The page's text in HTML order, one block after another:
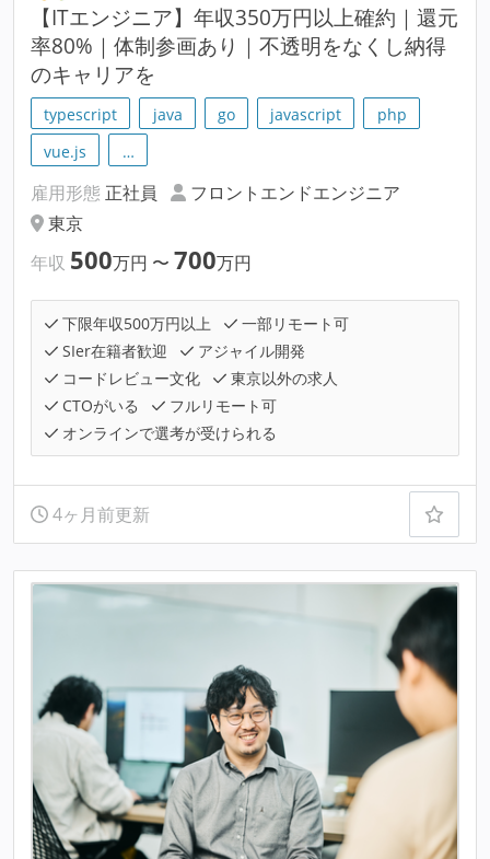
【ITエンジニア】年収350万円以上確約｜還元
率80%｜体制参画あり｜不透明をなくし納得
のキャリアを
typescript java go javascript
php
vue.js
…
雇用形態 正社員
フロントエンドエンジニア
東京
年収 500万円 〜 700万円
下限年収500万円以上
一部リモート可
SIer在籍者歓迎
アジャイル開発
コードレビュー文化
東京以外の求人
CTOがいる
フルリモート可
オンラインで選考が受けられる
4ヶ月前更新